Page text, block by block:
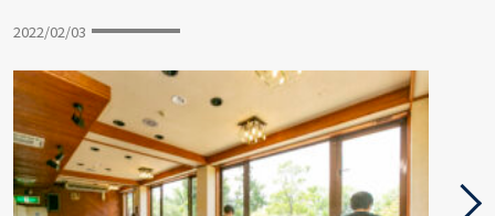
2022/02/03